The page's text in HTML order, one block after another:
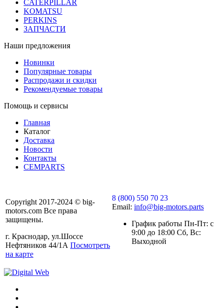
CATERPILLAR
KOMATSU
PERKINS
ЗАПЧАСТИ
Наши предложения
Новинки
Популярные товары
Распродажи и скидки
Рекомендуемые товары
Помощь и сервисы
Главная
Каталог
Доставка
Новости
Контакты
CEMPARTS
Copyright 2017-2024 © big-
motors.com Все права
защищены.
г. Краснодар, ул.Шоссе
Нефтяников 44/1А Посмотреть
на карте
8 (800) 550 70 23
Email: info@big-motors.parts
График работы Пн-Пт: с
9:00 до 18:00 Сб, Вс:
Выходной